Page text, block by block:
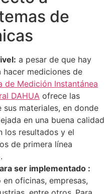
de
a pesar de que hay
mediciones de
de Medición Instantánea
DAHUA ofrece las
materiales, en donde
en una buena calidad
los resultados y el
de primera línea
ser implementado :
oficinas, empresas,